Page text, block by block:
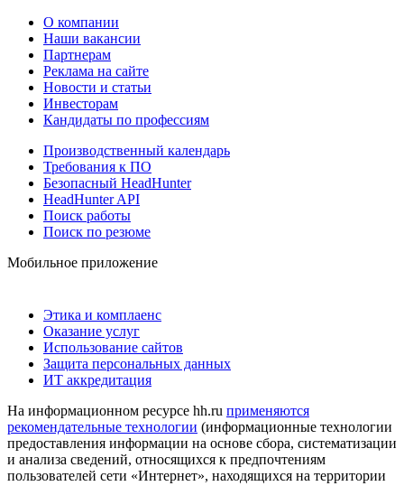
О компании
Наши вакансии
Партнерам
Реклама на сайте
Новости и статьи
Инвесторам
Кандидаты по профессиям
Производственный календарь
Требования к ПО
Безопасный HeadHunter
HeadHunter API
Поиск работы
Поиск по резюме
Мобильное приложение
Этика и комплаенс
Оказание услуг
Использование сайтов
Защита персональных данных
ИТ аккредитация
На информационном ресурсе hh.ru применяются
рекомендательные технологии (информационные технологии
предоставления информации на основе сбора, систематизации
и анализа сведений, относящихся к предпочтениям
пользователей сети «Интернет», находящихся на территории